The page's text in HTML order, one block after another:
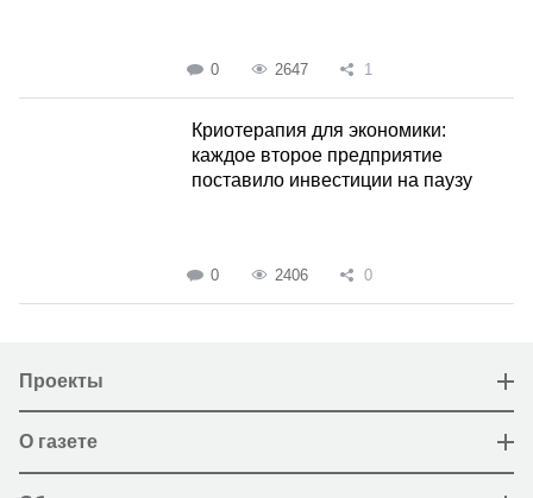
0 2647 1
Криотерапия для экономики:
каждое второе предприятие
поставило инвестиции на паузу
0 2406 0
Проекты
О газете